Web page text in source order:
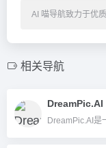
AI 喵导航致力于优
相关导航
DreamPic.AI